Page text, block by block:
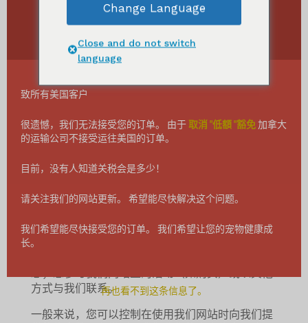
我们的政策或我们处理您个人信息的做法有任何问
题或疑虑，请联系我们。
本隐私政策适用于我们网站
仔细阅读我们的隐私政策，它将帮助您在与我们共
享个人信息时做出明智的决定。
我们收集的信息
产品的更多信息。作为访客，您无需向我们提供任
您向我们提供的信息
我们会在以下情况下收集您的个人信息：您在我们
网站上注册并购买我们的宠物食品（"用户"）；您
方式与我们联系。
一般来说，您可以控制在使用我们网站时向我们提
Change Language
Close and do not switch
language
致所有美国客户
很遗憾，我们无法接受您的订单。 由于取消 "低額 "豁免加拿大
的运输公司不接受运往美国的订单。
目前，没有人知道关税会是多少！
请关注我们的网站更新。 希望能尽快解决这个问题。
我们希望能尽快接受您的订单。 我们希望让您的宠物健康成
长。
再也看不到这条信息了。